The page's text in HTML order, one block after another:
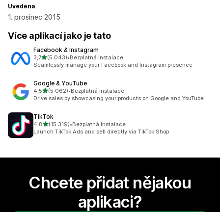
Uvedena
1. prosinec 2015
Více aplikací jako je tato
Facebook & Instagram
3,7z 5 hvězd
(5 043)
Celkový počet recenzí: 5043
•Bezplatná instalace
Seamlessly manage your Facebook and Instagram presence
Google & YouTube
4,5z 5 hvězd
(5 062)
Celkový počet recenzí: 5062
•Bezplatná instalace
Drive sales by showcasing your products on Google and YouTube
TikTok
4,8z 5 hvězd
(15 319)
Celkový počet recenzí: 15319
•Bezplatná instalace
Launch TikTok Ads and sell directly via TikTok Shop
Chcete přidat nějakou
aplikaci?